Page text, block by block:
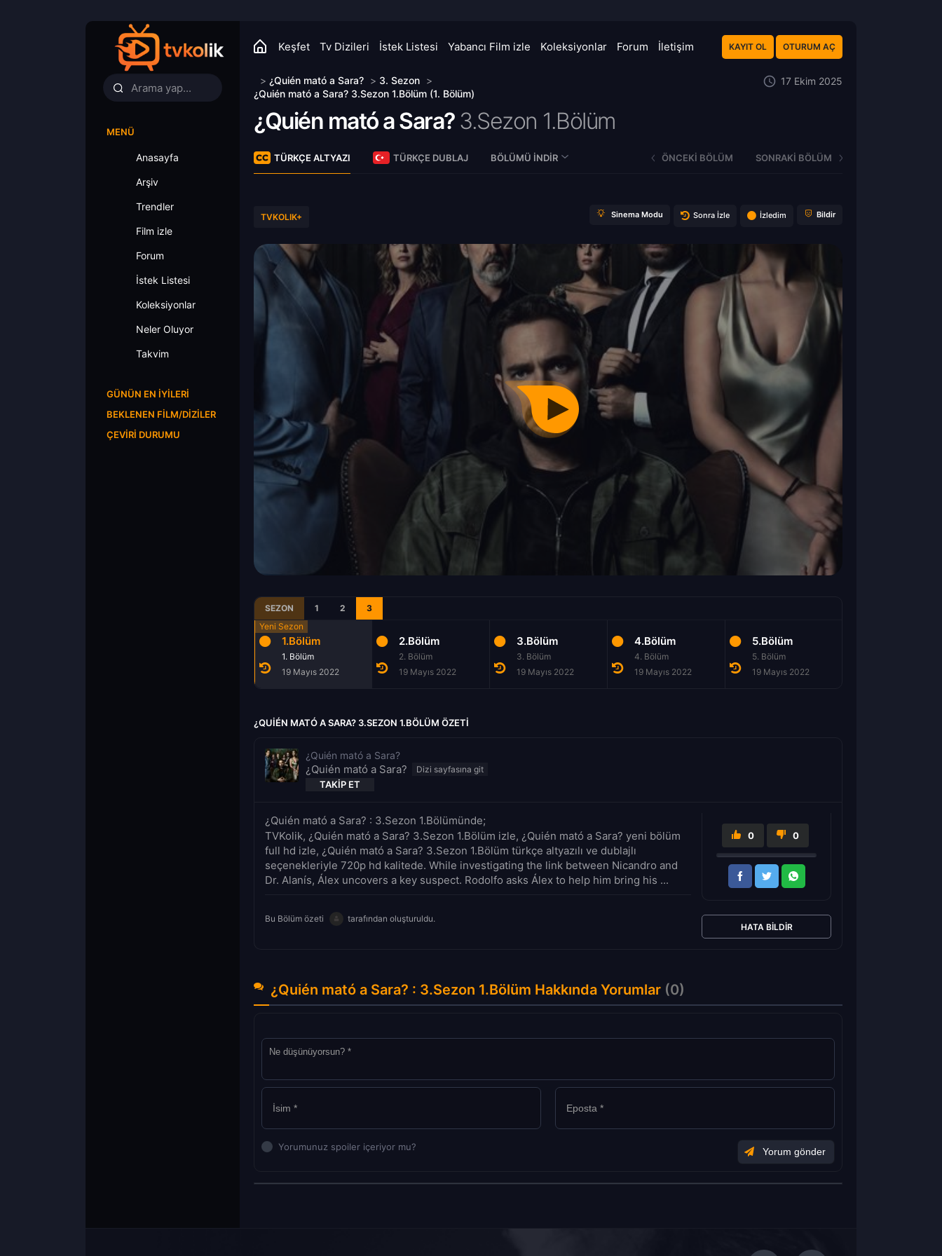
Keşfet Tv Dizileri İstek Listesi Yabancı Film izle Koleksiyonlar Forum İletişim KAYIT OL OTURUM AÇ
MENÜ
Anasayfa
Arşiv
Trendler
Film izle
Forum
İstek Listesi
Koleksiyonlar
Neler Oluyor
Takvim
GÜNÜN EN İYILERI
BEKLENEN FILM/DIZILER
ÇEVIRI DURUMU
> ¿Quién mató a Sara? > 3. Sezon >
¿Quién mató a Sara? 3.Sezon 1.Bölüm (1. Bölüm)
17 Ekim 2025
¿Quién mató a Sara? 3.Sezon 1.Bölüm
TÜRKÇE ALTYAZI TÜRKÇE DUBLAJ BÖLÜMÜ İNDIR ÖNCEKI BÖLÜM SONRAKI BÖLÜM
TVKOLIK+ Sinema Modu Sonra İzle İzledim Bildir
SEZON 1 2 3
1.Bölüm
1. Bölüm
19 Mayıs 2022
2.Bölüm
2. Bölüm
19 Mayıs 2022
3.Bölüm
3. Bölüm
19 Mayıs 2022
4.Bölüm
4. Bölüm
19 Mayıs 2022
5.Bölüm
5. Bölüm
19 Mayıs 2022
¿QUIÉN MATÓ A SARA? 3.SEZON 1.BÖLÜM ÖZETI
¿Quién mató a Sara?
¿Quién mató a Sara?
TAKIP ET
¿Quién mató a Sara? : 3.Sezon 1.Bölümünde;
TVKolik, ¿Quién mató a Sara? 3.Sezon 1.Bölüm izle, ¿Quién mató a Sara? yeni bölüm
full hd izle, ¿Quién mató a Sara? 3.Sezon 1.Bölüm türkçe altyazılı ve dublajlı
seçenekleriyle 720p hd kalitede. While investigating the link between Nicandro and
Dr. Alanís, Álex uncovers a key suspect. Rodolfo asks Álex to help him bring his ...
Bu Bölüm özeti tarafından oluşturuldu.
0 0
HATA BILDIR
¿Quién mató a Sara? : 3.Sezon 1.Bölüm Hakkında Yorumlar (0)
Yorumunuz spoiler içeriyor mu?